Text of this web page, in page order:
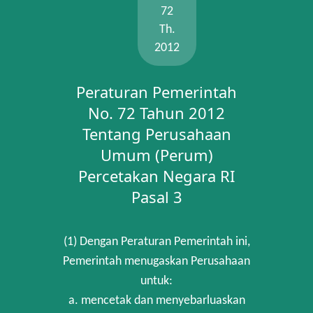
72
Th.
2012
Peraturan Pemerintah
No. 72 Tahun 2012
Tentang Perusahaan
Umum (Perum)
Percetakan Negara RI
Pasal 3
(1) Dengan Peraturan Pemerintah ini,
Pemerintah menugaskan Perusahaan
untuk:
a. mencetak dan menyebarluaskan